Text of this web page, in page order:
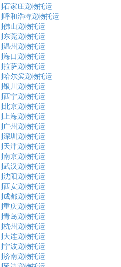
石家庄宠物托运
呼和浩特宠物托运
佛山宠物托运
东莞宠物托运
温州宠物托运
海口宠物托运
拉萨宠物托运
哈尔滨宠物托运
银川宠物托运
西宁宠物托运
北京宠物托运
上海宠物托运
广州宠物托运
深圳宠物托运
天津宠物托运
南京宠物托运
武汉宠物托运
沈阳宠物托运
西安宠物托运
成都宠物托运
重庆宠物托运
青岛宠物托运
杭州宠物托运
大连宠物托运
宁波宠物托运
济南宠物托运